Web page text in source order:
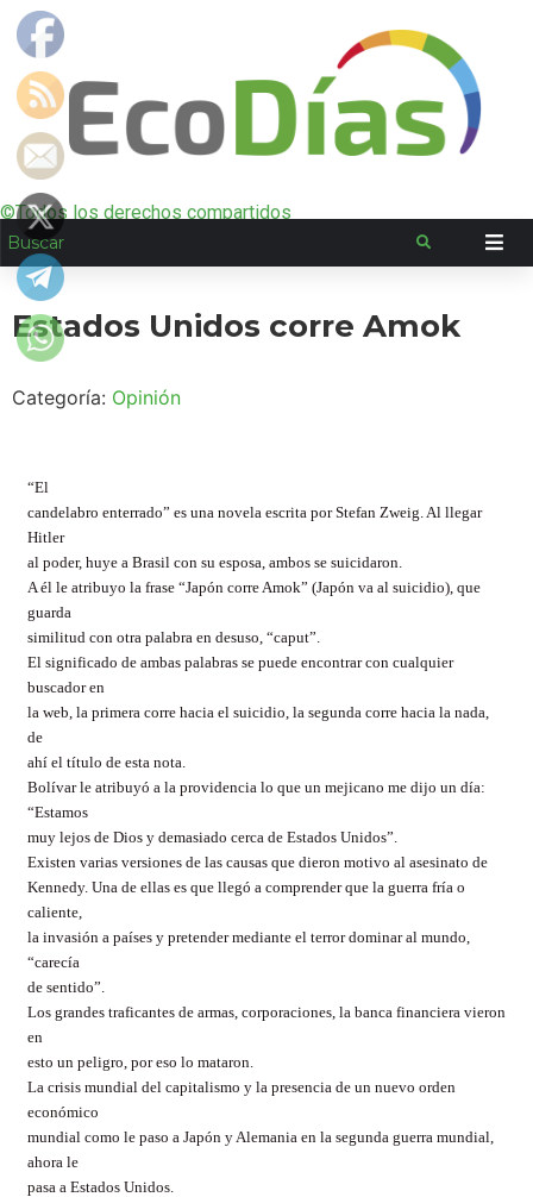
©Todos los derechos compartidos
Estados Unidos corre Amok
Categoría: Opinión
“El
candelabro enterrado” es una novela escrita por Stefan Zweig. Al llegar
Hitler
al poder, huye a Brasil con su esposa, ambos se suicidaron.
A él le atribuyo la frase “Japón corre Amok” (Japón va al suicidio), que
guarda
similitud con otra palabra en desuso, “caput”.
El significado de ambas palabras se puede encontrar con cualquier
buscador en
la web, la primera corre hacia el suicidio, la segunda corre hacia la nada,
de
ahí el título de esta nota.
Bolívar le atribuyó a la providencia lo que un mejicano me dijo un día:
“Estamos
muy lejos de Dios y demasiado cerca de Estados Unidos”.
Existen varias versiones de las causas que dieron motivo al asesinato de
Kennedy. Una de ellas es que llegó a comprender que la guerra fría o
caliente,
la invasión a países y pretender mediante el terror dominar al mundo,
“carecía
de sentido”.
Los grandes traficantes de armas, corporaciones, la banca financiera vieron
en
esto un peligro, por eso lo mataron.
La crisis mundial del capitalismo y la presencia de un nuevo orden
económico
mundial como le paso a Japón y Alemania en la segunda guerra mundial,
ahora le
pasa a Estados Unidos.